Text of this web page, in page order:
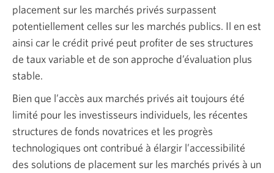
seulement.
Une
nouvelle
fenêtre
placement sur les marchés privés surpassent
potentiellement celles sur les marchés publics. Il en est
ainsi car le crédit privé peut profiter de ses structures
de taux variable et de son approche d’évaluation plus
stable.
Bien que l’accès aux marchés privés ait toujours été
limité pour les investisseurs individuels, les récentes
structures de fonds novatrices et les progrès
technologiques ont contribué à élargir l’accessibilité
des solutions de placement sur les marchés privés à un